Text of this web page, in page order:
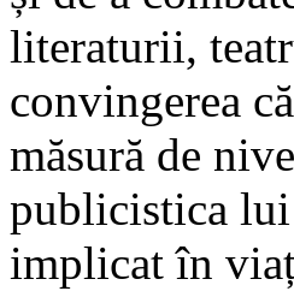
literaturii,
convingerea
măsură de
publicistica
implicat în